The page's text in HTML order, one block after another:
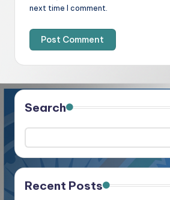
next time I comment.
Search
Recent Posts